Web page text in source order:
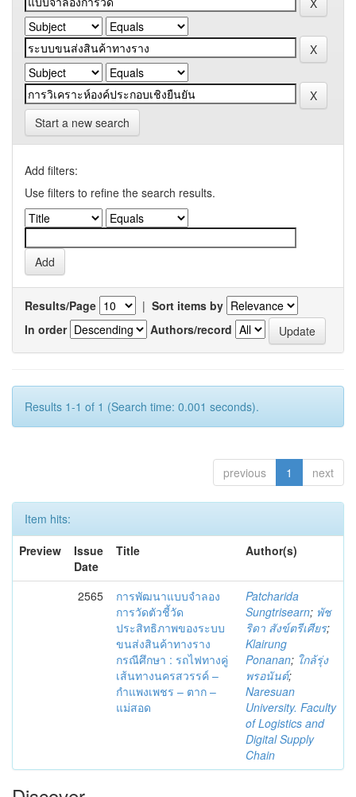
Start a new search
Add filters:
Use filters to refine the search results.
Results/Page | Sort items by
In order
Authors/record
Results 1-1 of 1 (Search time: 0.001 seconds).
previous 1 next
Item hits:
Preview
Issue
Date
Title Author(s)
2565
การพัฒนาแบบจำลอง
การวัดตัวชี้วัด
ประสิทธิภาพของระบบ
ขนส่งสินค้าทางราง
กรณีศึกษา : รถไฟทางคู่
เส้นทางนครสวรรค์ –
กำแพงเพชร – ตาก –
แม่สอด
Patcharida
Sungtrisearn; พัช
ริดา สังข์ตรีเศียร;
Klairung
Ponanan; ใกล้รุ่ง
พรอนันต์;
Naresuan
University. Faculty
of Logistics and
Digital Supply
Chain